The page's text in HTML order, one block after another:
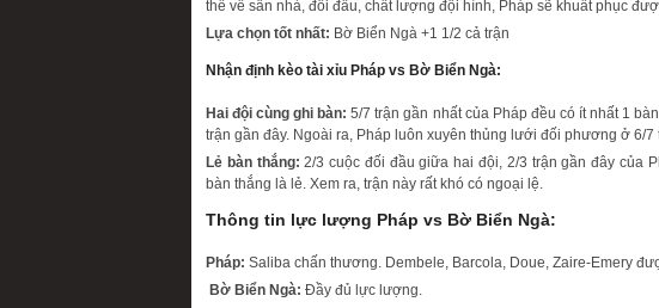
thế về sân nhà, đối đầu, chất lượng đội hình, Pháp sẽ khuất phục
Lựa chọn tốt nhất: Bờ Biển Ngà +1 1/2 cả trận
Nhận định kèo tài xỉu Pháp vs Bờ Biển Ngà:
Hai đội cùng ghi bàn: 5/7 trận gần nhất của Pháp đều có ít nhất 1
trận gần đây. Ngoài ra, Pháp luôn xuyên thủng lưới đối phương ở 6/7
Lẻ bàn thắng: 2/3 cuộc đối đầu giữa hai đội, 2/3 trận gần đây của
bàn thắng là lẻ. Xem ra, trận này rất khó có ngoại lệ.
Thông tin lực lượng Pháp vs Bờ Biển Ngà:
Pháp: Saliba chấn thương. Dembele, Barcola, Doue, Zaire-Emery
Bờ Biển Ngà: Đầy đủ lực lượng.